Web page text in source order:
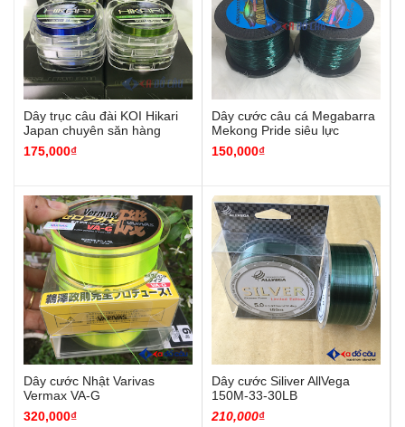
Dây trục câu đài KOI Hikari
Japan chuyên săn hàng
175,000₫
Dây cước câu cá Megabarra
Mekong Pride siêu lực
150,000₫
Dây cước Nhật Varivas
Vermax VA-G
320,000₫
Dây cước Siliver AllVega
150M-33-30LB
210,000₫